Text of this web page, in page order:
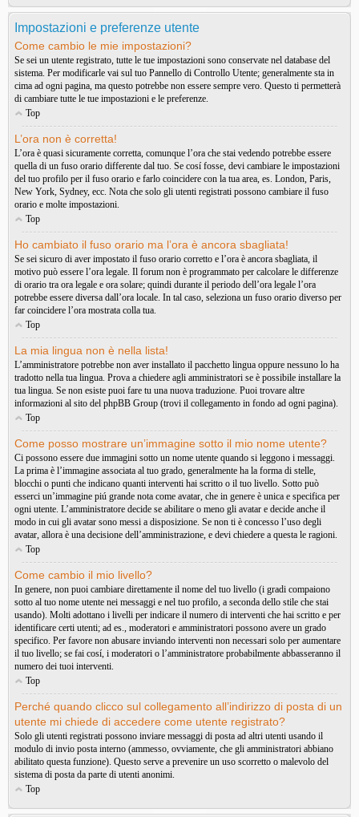
Impostazioni e preferenze utente
Come cambio le mie impostazioni?
Se sei un utente registrato, tutte le tue impostazioni sono conservate nel database del
sistema. Per modificarle vai sul tuo Pannello di Controllo Utente; generalmente sta in
cima ad ogni pagina, ma questo potrebbe non essere sempre vero. Questo ti permetterà
di cambiare tutte le tue impostazioni e le preferenze.
Top
L’ora non è corretta!
L’ora è quasi sicuramente corretta, comunque l’ora che stai vedendo potrebbe essere
quella di un fuso orario differente dal tuo. Se cosí fosse, devi cambiare le impostazioni
del tuo profilo per il fuso orario e farlo coincidere con la tua area, es. London, Paris,
New York, Sydney, ecc. Nota che solo gli utenti registrati possono cambiare il fuso
orario e molte impostazioni.
Top
Ho cambiato il fuso orario ma l’ora è ancora sbagliata!
Se sei sicuro di aver impostato il fuso orario corretto e l’ora è ancora sbagliata, il
motivo può essere l’ora legale. Il forum non è programmato per calcolare le differenze
di orario tra ora legale e ora solare; quindi durante il periodo dell’ora legale l’ora
potrebbe essere diversa dall’ora locale. In tal caso, seleziona un fuso orario diverso per
far coincidere l’ora mostrata colla tua.
Top
La mia lingua non è nella lista!
L’amministratore potrebbe non aver installato il pacchetto lingua oppure nessuno lo ha
tradotto nella tua lingua. Prova a chiedere agli amministratori se è possibile installare la
tua lingua. Se non esiste puoi fare tu una nuova traduzione. Puoi trovare altre
informazioni al sito del phpBB Group (trovi il collegamento in fondo ad ogni pagina).
Top
Come posso mostrare un’immagine sotto il mio nome utente?
Ci possono essere due immagini sotto un nome utente quando si leggono i messaggi.
La prima è l’immagine associata al tuo grado, generalmente ha la forma di stelle,
blocchi o punti che indicano quanti interventi hai scritto o il tuo livello. Sotto può
esserci un’immagine piú grande nota come avatar, che in genere è unica e specifica per
ogni utente. L’amministratore decide se abilitare o meno gli avatar e decide anche il
modo in cui gli avatar sono messi a disposizione. Se non ti è concesso l’uso degli
avatar, allora è una decisione dell’amministrazione, e devi chiedere a questa le ragioni.
Top
Come cambio il mio livello?
In genere, non puoi cambiare direttamente il nome del tuo livello (i gradi compaiono
sotto al tuo nome utente nei messaggi e nel tuo profilo, a seconda dello stile che stai
usando). Molti adottano i livelli per indicare il numero di interventi che hai scritto e per
identificare certi utenti; ad es., moderatori e amministratori possono avere un grado
specifico. Per favore non abusare inviando interventi non necessari solo per aumentare
il tuo livello; se fai cosí, i moderatori o l’amministratore probabilmente abbasseranno il
numero dei tuoi interventi.
Top
Perché quando clicco sul collegamento all’indirizzo di posta di un
utente mi chiede di accedere come utente registrato?
Solo gli utenti registrati possono inviare messaggi di posta ad altri utenti usando il
modulo di invio posta interno (ammesso, ovviamente, che gli amministratori abbiano
abilitato questa funzione). Questo serve a prevenire un uso scorretto o malevolo del
sistema di posta da parte di utenti anonimi.
Top